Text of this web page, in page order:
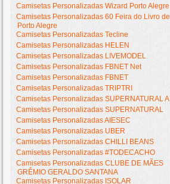
Camisetas Personalizadas Wizard Porto Alegre
Camisetas Personalizadas 60 Feira do Livro de
Porto Alegre
Camisetas Personalizadas Tecline
Camisetas Personalizadas HELEN
Camisetas Personalizadas LIVEMODEL
Camisetas Personalizadas FBNET Net
Camisetas Personalizadas FBNET
Camisetas Personalizadas TRIPTRI
Camisetas Personalizadas SUPERNATURAL A
Camisetas Personalizadas SUPERNATURAL
Camisetas Personalizadas AIESEC
Camisetas Personalizadas UBER
Camisetas Personalizadas CHILLI BEANS
Camisetas Personalizadas #TODECACHO
Camisetas Personalizadas CLUBE DE MÃES
GRÊMIO GERALDO SANTANA
Camisetas Personalizadas ISOLAR